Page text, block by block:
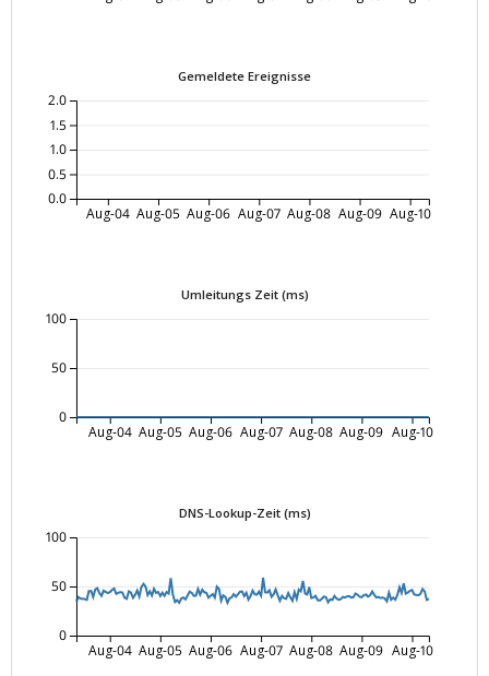
Gemeldete Ereignisse
Aug-04 Aug-05 Aug-06 Aug-07 Aug-08 Aug-09 Aug-10
0.0
0.5
1.0
1.5
2.0
Umleitungs Zeit (ms)
Aug-04 Aug-05 Aug-06 Aug-07 Aug-08 Aug-09 Aug-10
0
50
100
DNS-Lookup-Zeit (ms)
Aug-04 Aug-05 Aug-06 Aug-07 Aug-08 Aug-09 Aug-10
0
50
100